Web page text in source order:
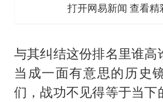
打开网易新闻 查看精
与其纠结这份排名里谁高
当成一面有意思的历史
们，战功不见得等于当下